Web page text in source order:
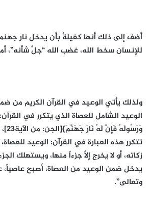
أضف إلى ذلك أنها كفيلةٌ بأن يدخل نار جهنم
للإنسان سخط الله، غضب الله “جلَّ شأنه”،
ولذلك يأتي الوعيد في القرآن الكريم من
الوعيد الشامل للعصاة الذي يتكرر في
تتكرر هذه العبارة في القرآن: الوعيد
زكاته، أو لا يخرج إلَّا جزءاً منها، ويستهلك
يدخل ضمن الوعيد من العصاة، أصبح عاصياً،
وتعالى”.